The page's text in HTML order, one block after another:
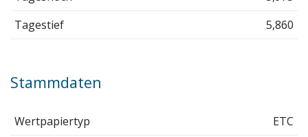
Tagestief
5,860
Stammdaten
Wertpapiertyp
ETC